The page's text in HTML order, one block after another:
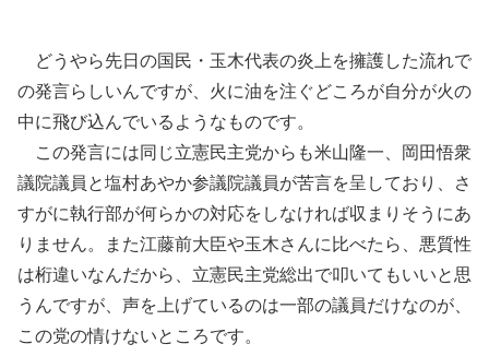
どうやら先日の国民・玉木代表の炎上を擁護した流れで
の発言らしいんですが、火に油を注ぐどころが自分が火の
中に飛び込んでいるようなものです。
この発言には同じ立憲民主党からも米山隆一、岡田悟衆
議院議員と塩村あやか参議院議員が苦言を呈しており、さ
すがに執行部が何らかの対応をしなければ収まりそうにあ
りません。また江藤前大臣や玉木さんに比べたら、悪質性
は桁違いなんだから、立憲民主党総出で叩いてもいいと思
うんですが、声を上げているのは一部の議員だけなのが、
この党の情けないところです。